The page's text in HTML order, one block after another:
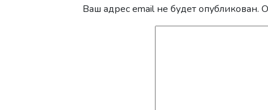
Ваш адрес email не будет опубликован.